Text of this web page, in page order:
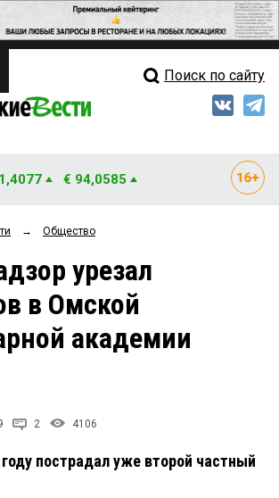
Свежий выпуск
Рейтинги
Блоги
Архив
Поиск по сайту
€ 94,0585
→ Общество
урезал
в Омской
академии
2 4106
пострадал уже второй частный